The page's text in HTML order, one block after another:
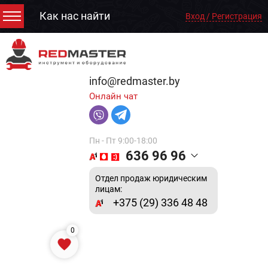
Как нас найти Вход / Регистрация
info@redmaster.by
Онлайн чат
Пн - Пт 9:00-18:00
636 96 96
Отдел продаж юридическим
лицам:
+375 (29) 336 48 48
0